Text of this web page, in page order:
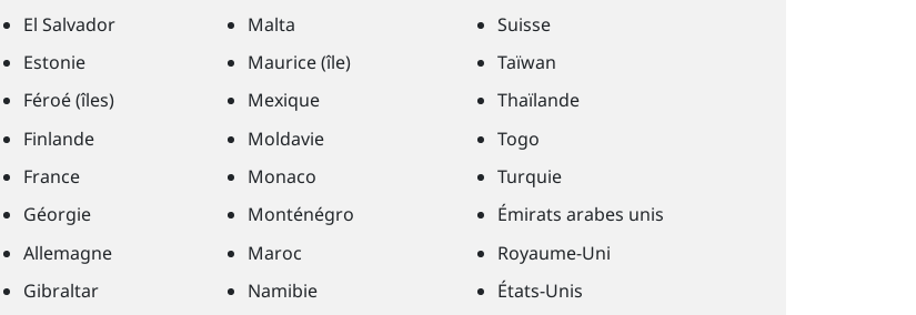
El Salvador
Estonie
Féroé (îles)
Finlande
France
Géorgie
Allemagne
Gibraltar
Malta
Maurice (île)
Mexique
Moldavie
Monaco
Monténégro
Maroc
Namibie
Suisse
Taïwan
Thaïlande
Togo
Turquie
Émirats arabes unis
Royaume-Uni
États-Unis